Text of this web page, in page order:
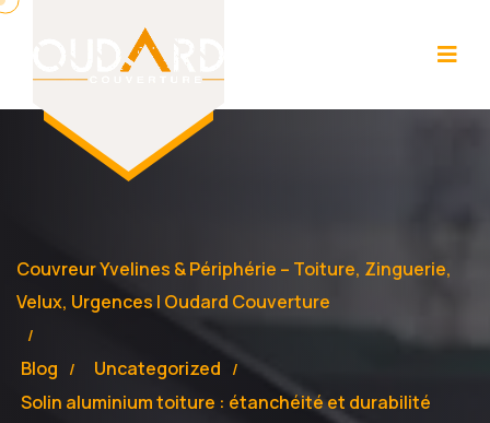
Couvreur Yvelines & Périphérie – Toiture, Zinguerie,
Velux, Urgences | Oudard Couverture
Blog
Uncategorized
Solin aluminium toiture : étanchéité et durabilité